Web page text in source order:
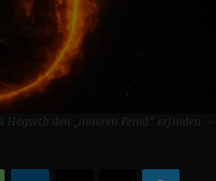
den „inneren Feind“ erfinden –